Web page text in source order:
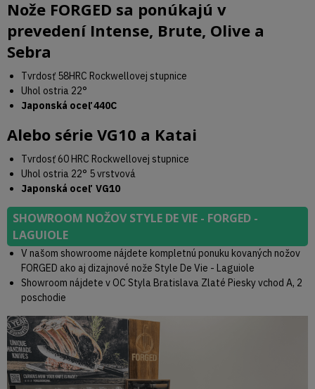
Nože FORGED sa ponúkajú v
prevedení Intense, Brute, Olive a
Sebra
Tvrdosť 58HRC Rockwellovej stupnice
Uhol ostria 22°
Japonská oceľ 440C
Alebo série VG10 a Katai
Tvrdosť 60 HRC Rockwellovej stupnice
Uhol ostria 22° 5 vrstvová
Japonská oceľ VG10
SHOWROOM NOŽOV STYLE DE VIE - FORGED -
LAGUIOLE
V našom showroome nájdete kompletnú ponuku kovaných nožov
FORGED ako aj dizajnové nože Style De Vie - Laguiole
Showroom nájdete v OC Styla Bratislava Zlaté Piesky vchod A, 2
poschodie